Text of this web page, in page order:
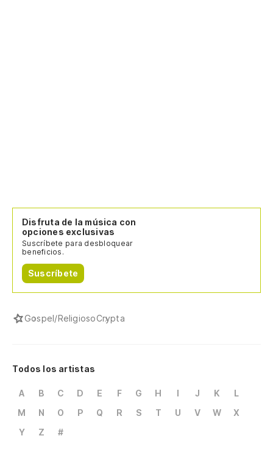
Disfruta de la música con
opciones exclusivas
Suscríbete para desbloquear
beneficios.
Suscríbete
Gospel/ReligiosoCrypta
Todos los artistas
A B C D E F G H I J K
L
M
N O P Q R S T U V W
X
Y
Z #